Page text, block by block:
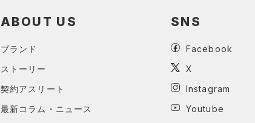
ABOUT US
ブランド
ストーリー
契約アスリート
最新コラム・ニュース
SNS
Facebook
X
Instagram
Youtube